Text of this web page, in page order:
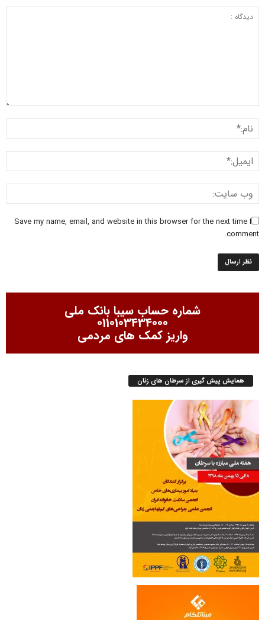
Save my name, email, and website in this browser for the next time I
comment.
شماره حساب سیبا بانک ملی
0110103434000
واریز کمک های مردمی
همایش پیش گیری از سرطان های زنان